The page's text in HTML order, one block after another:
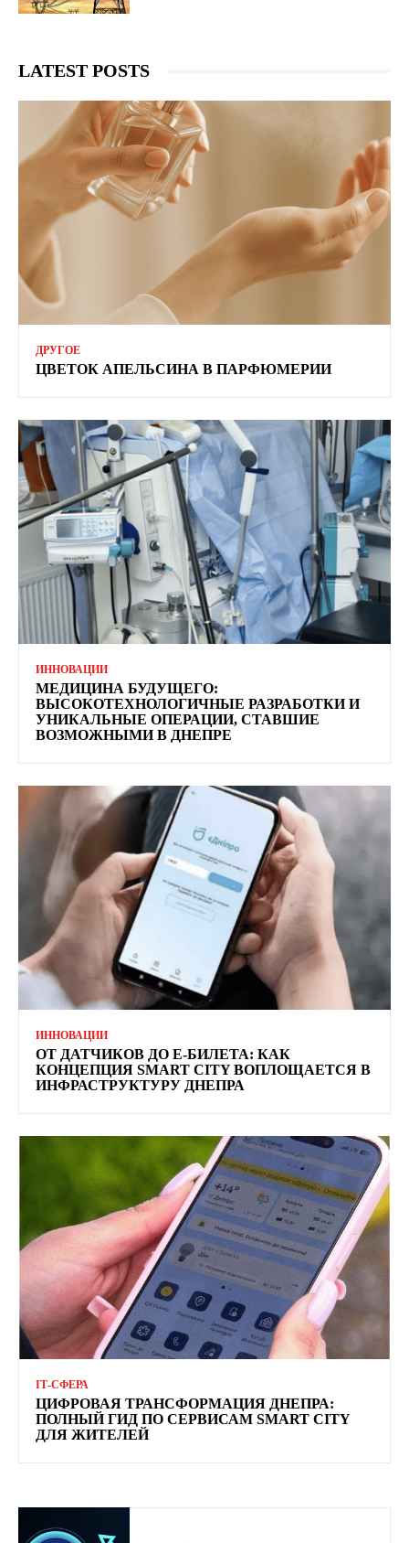
LATEST POSTS
ДРУГОЕ
ЦВЕТОК АПЕЛЬСИНА В ПАРФЮМЕРИИ
ИННОВАЦИИ
МЕДИЦИНА БУДУЩЕГО:
ВЫСОКОТЕХНОЛОГИЧНЫЕ РАЗРАБОТКИ И
УНИКАЛЬНЫЕ ОПЕРАЦИИ, СТАВШИЕ
ВОЗМОЖНЫМИ В ДНЕПРЕ
ИННОВАЦИИ
ОТ ДАТЧИКОВ ДО Е-БИЛЕТА: КАК
КОНЦЕПЦИЯ SMART CITY ВОПЛОЩАЕТСЯ В
ИНФРАСТРУКТУРУ ДНЕПРА
ІТ-СФЕРА
ЦИФРОВАЯ ТРАНСФОРМАЦИЯ ДНЕПРА:
ПОЛНЫЙ ГИД ПО СЕРВИСАМ SMART CITY
ДЛЯ ЖИТЕЛЕЙ